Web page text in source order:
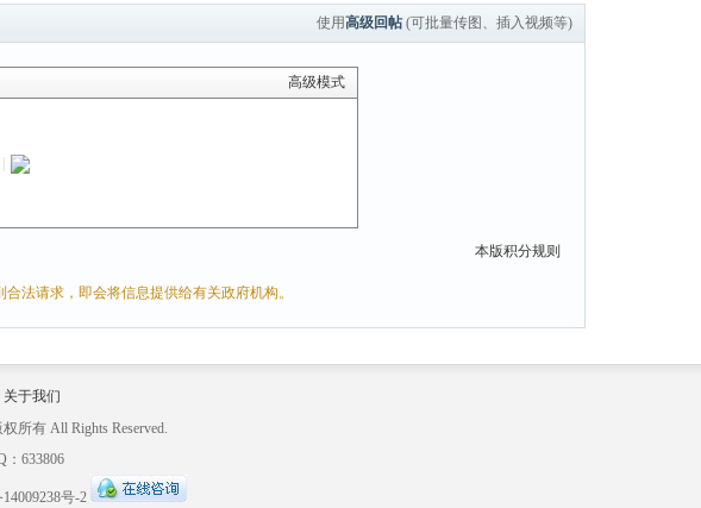
使用高级回帖 (可批量传图、插入视频等)
高级模式
本版积分规则
法请求，即会将信息提供给有关政府机构。
关于我们
所有 All Rights Reserved.
：633806
号-2